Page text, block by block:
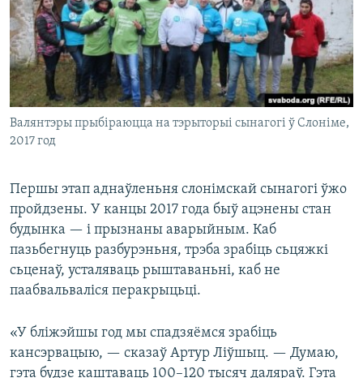
Валянтэры прыбіраюцца на тэрыторыі сынагогі ў Слоніме,
2017 год
Першы этап аднаўленьня слонімскай сынагогі ўжо
пройдзены. У канцы 2017 года быў ацэнены стан
будынка — і прызнаны аварыйным. Каб
пазьбегнуць разбурэньня, трэба зрабіць сьцяжкі
сьценаў, усталяваць рыштаваньні, каб не
паабвальваліся перакрыцьці.
«У бліжэйшы год мы спадзяёмся зрабіць
кансэрвацыю, — сказаў Артур Ліўшыц. — Думаю,
гэта будзе каштаваць 100–120 тысяч даляраў. Гэта